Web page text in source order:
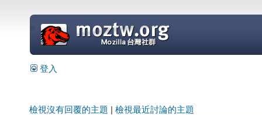
=
登入
檢視沒有回覆的主題 檢視最近討論的主題